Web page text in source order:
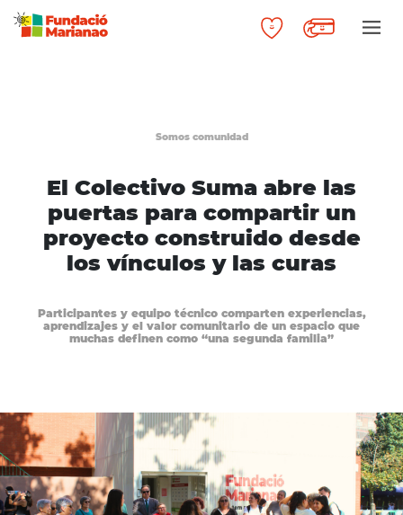
Somos comunidad
El Colectivo Suma abre las
puertas para compartir un
proyecto construido desde
los vínculos y las curas
Participantes y equipo técnico comparten experiencias,
aprendizajes y el valor comunitario de un espacio que
muchas definen como “una segunda familia”